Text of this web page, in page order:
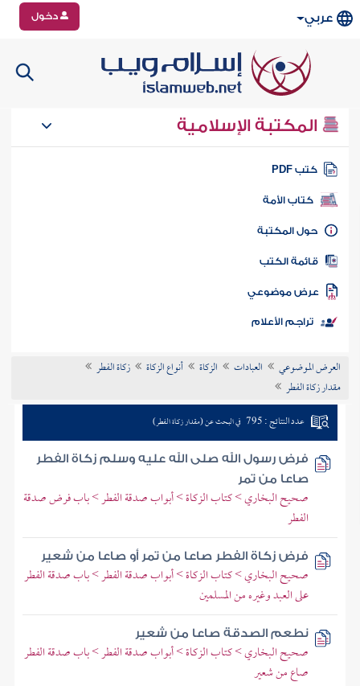
عربي دخول
المكتبة الإسلامية
كتب PDF
كتاب الأمة
المكتبة
الكتب
موضوعي
تراجم الأعلام
العرض الموضوعي العبادات الزكاة أنواع الزكاة
زكاة الفطر
مقدار زكاة الفطر
عدد النتائج : 795 في البحث عن (مقدار زكاة الفطر)
فرض رسول الله صلى الله عليه وسلم زكاة الفطر
صاعا من تمر
صحيح البخاري > كتاب الزكاة > أبواب صدقة الفطر > باب فرض صدقة
الفطر
فرض زكاة الفطر صاعا من تمر أو صاعا من شعير
صحيح البخاري > كتاب الزكاة > أبواب صدقة الفطر > باب صدقة الفطر
على العبد وغيره من المسلمين
نطعم الصدقة صاعا من شعير
صحيح البخاري > كتاب الزكاة > أبواب صدقة الفطر > باب صدقة الفطر
صاع من شعير